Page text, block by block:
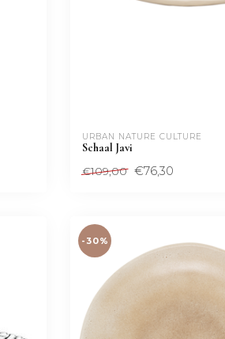
URBAN NATURE CULTURE
Schaal Javi
€109,00 €76,30
-30%